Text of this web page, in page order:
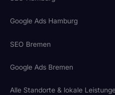
Google Ads Hamburg
SEO Bremen
Google Ads Bremen
Alle Standorte & lokale